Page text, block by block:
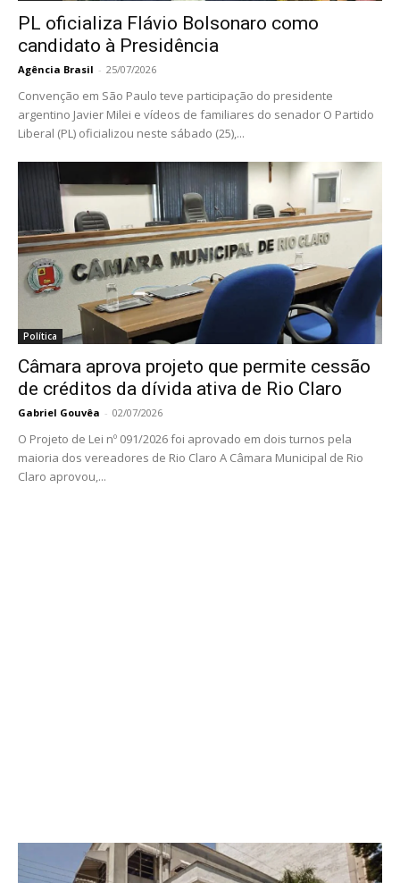
PL oficializa Flávio Bolsonaro como
candidato à Presidência
Agência Brasil - 25/07/2026
Convenção em São Paulo teve participação do presidente
argentino Javier Milei e vídeos de familiares do senador O Partido
Liberal (PL) oficializou neste sábado (25),...
Política
Câmara aprova projeto que permite cessão
de créditos da dívida ativa de Rio Claro
Gabriel Gouvêa - 02/07/2026
O Projeto de Lei nº 091/2026 foi aprovado em dois turnos pela
maioria dos vereadores de Rio Claro A Câmara Municipal de Rio
Claro aprovou,...